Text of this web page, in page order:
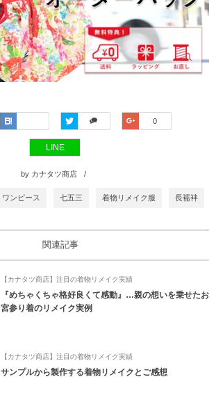
Twitter Google+
0
LINE
by カナタツ商店
ワンピース 七五三 着物リメイク服 長襦袢
関連記事
【カナタツ商店】注目の着物リメイク実績
『めちゃくちゃ格好良くて感動』…親の想いを乗せたお
宮参り着のリメイク実例
【カナタツ商店】注目の着物リメイク実績
サンプルから製作する着物リメイクとご感想